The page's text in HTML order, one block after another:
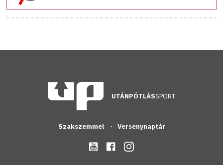
UTÁNPÓTLÁSSPORT
Szakszemmel Versenynaptár